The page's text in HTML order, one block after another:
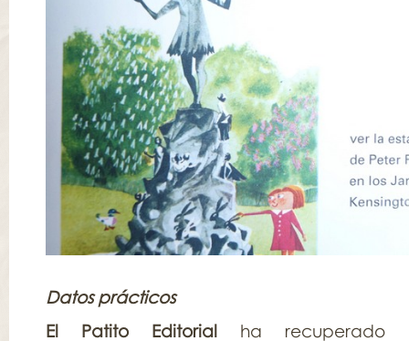
Datos prácticos
El Patito Editorial ha